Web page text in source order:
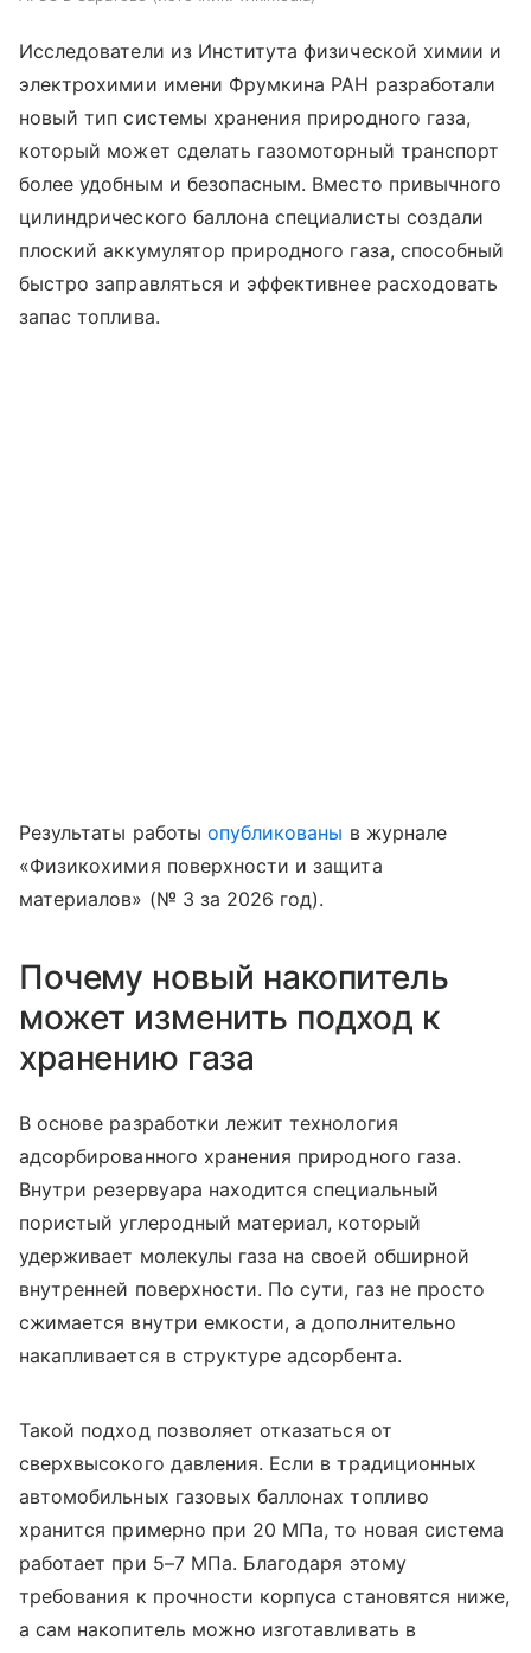
Исследователи из Института физической химии и
электрохимии имени Фрумкина РАН разработали
новый тип системы хранения природного газа,
который может сделать газомоторный транспорт
более удобным и безопасным. Вместо привычного
цилиндрического баллона специалисты создали
плоский аккумулятор природного газа, способный
быстро заправляться и эффективнее расходовать
запас топлива.
Результаты работы опубликованы в журнале
«Физикохимия поверхности и защита
материалов» (№ 3 за 2026 год).
Почему новый накопитель
может изменить подход к
хранению газа
В основе разработки лежит технология
адсорбированного хранения природного газа.
Внутри резервуара находится специальный
пористый углеродный материал, который
удерживает молекулы газа на своей обширной
внутренней поверхности. По сути, газ не просто
сжимается внутри емкости, а дополнительно
накапливается в структуре адсорбента.
Такой подход позволяет отказаться от
сверхвысокого давления. Если в традиционных
автомобильных газовых баллонах топливо
хранится примерно при 20 МПа, то новая система
работает при 5–7 МПа. Благодаря этому
требования к прочности корпуса становятся ниже,
а сам накопитель можно изготавливать в